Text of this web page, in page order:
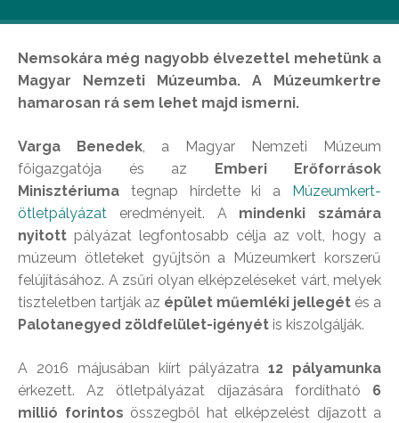
Nemsokára még nagyobb élvezettel mehetünk a
Magyar Nemzeti Múzeumba. A Múzeumkertre
hamarosan rá sem lehet majd ismerni.
Varga Benedek, a Magyar Nemzeti Múzeum
főigazgatója és az
Emberi Erőforrások
Minisztériuma tegnap hirdette ki a
Múzeumkert-
ötletpályázat eredményeit. A mindenki számára
nyitott pályázat legfontosabb célja az volt, hogy a
múzeum ötleteket gyűjtsön a Múzeumkert korszerű
felújításához. A zsűri olyan elképzeléseket várt, melyek
tiszteletben tartják az épület műemléki jellegét és a
Palotanegyed zöldfelület-igényét is kiszolgálják.
A 2016 májusában kiírt pályázatra12 pályamunka
érkezett. Az ötletpályázat díjazására fordítható 6
millió forintos összegből hat elképzelést díjazott a